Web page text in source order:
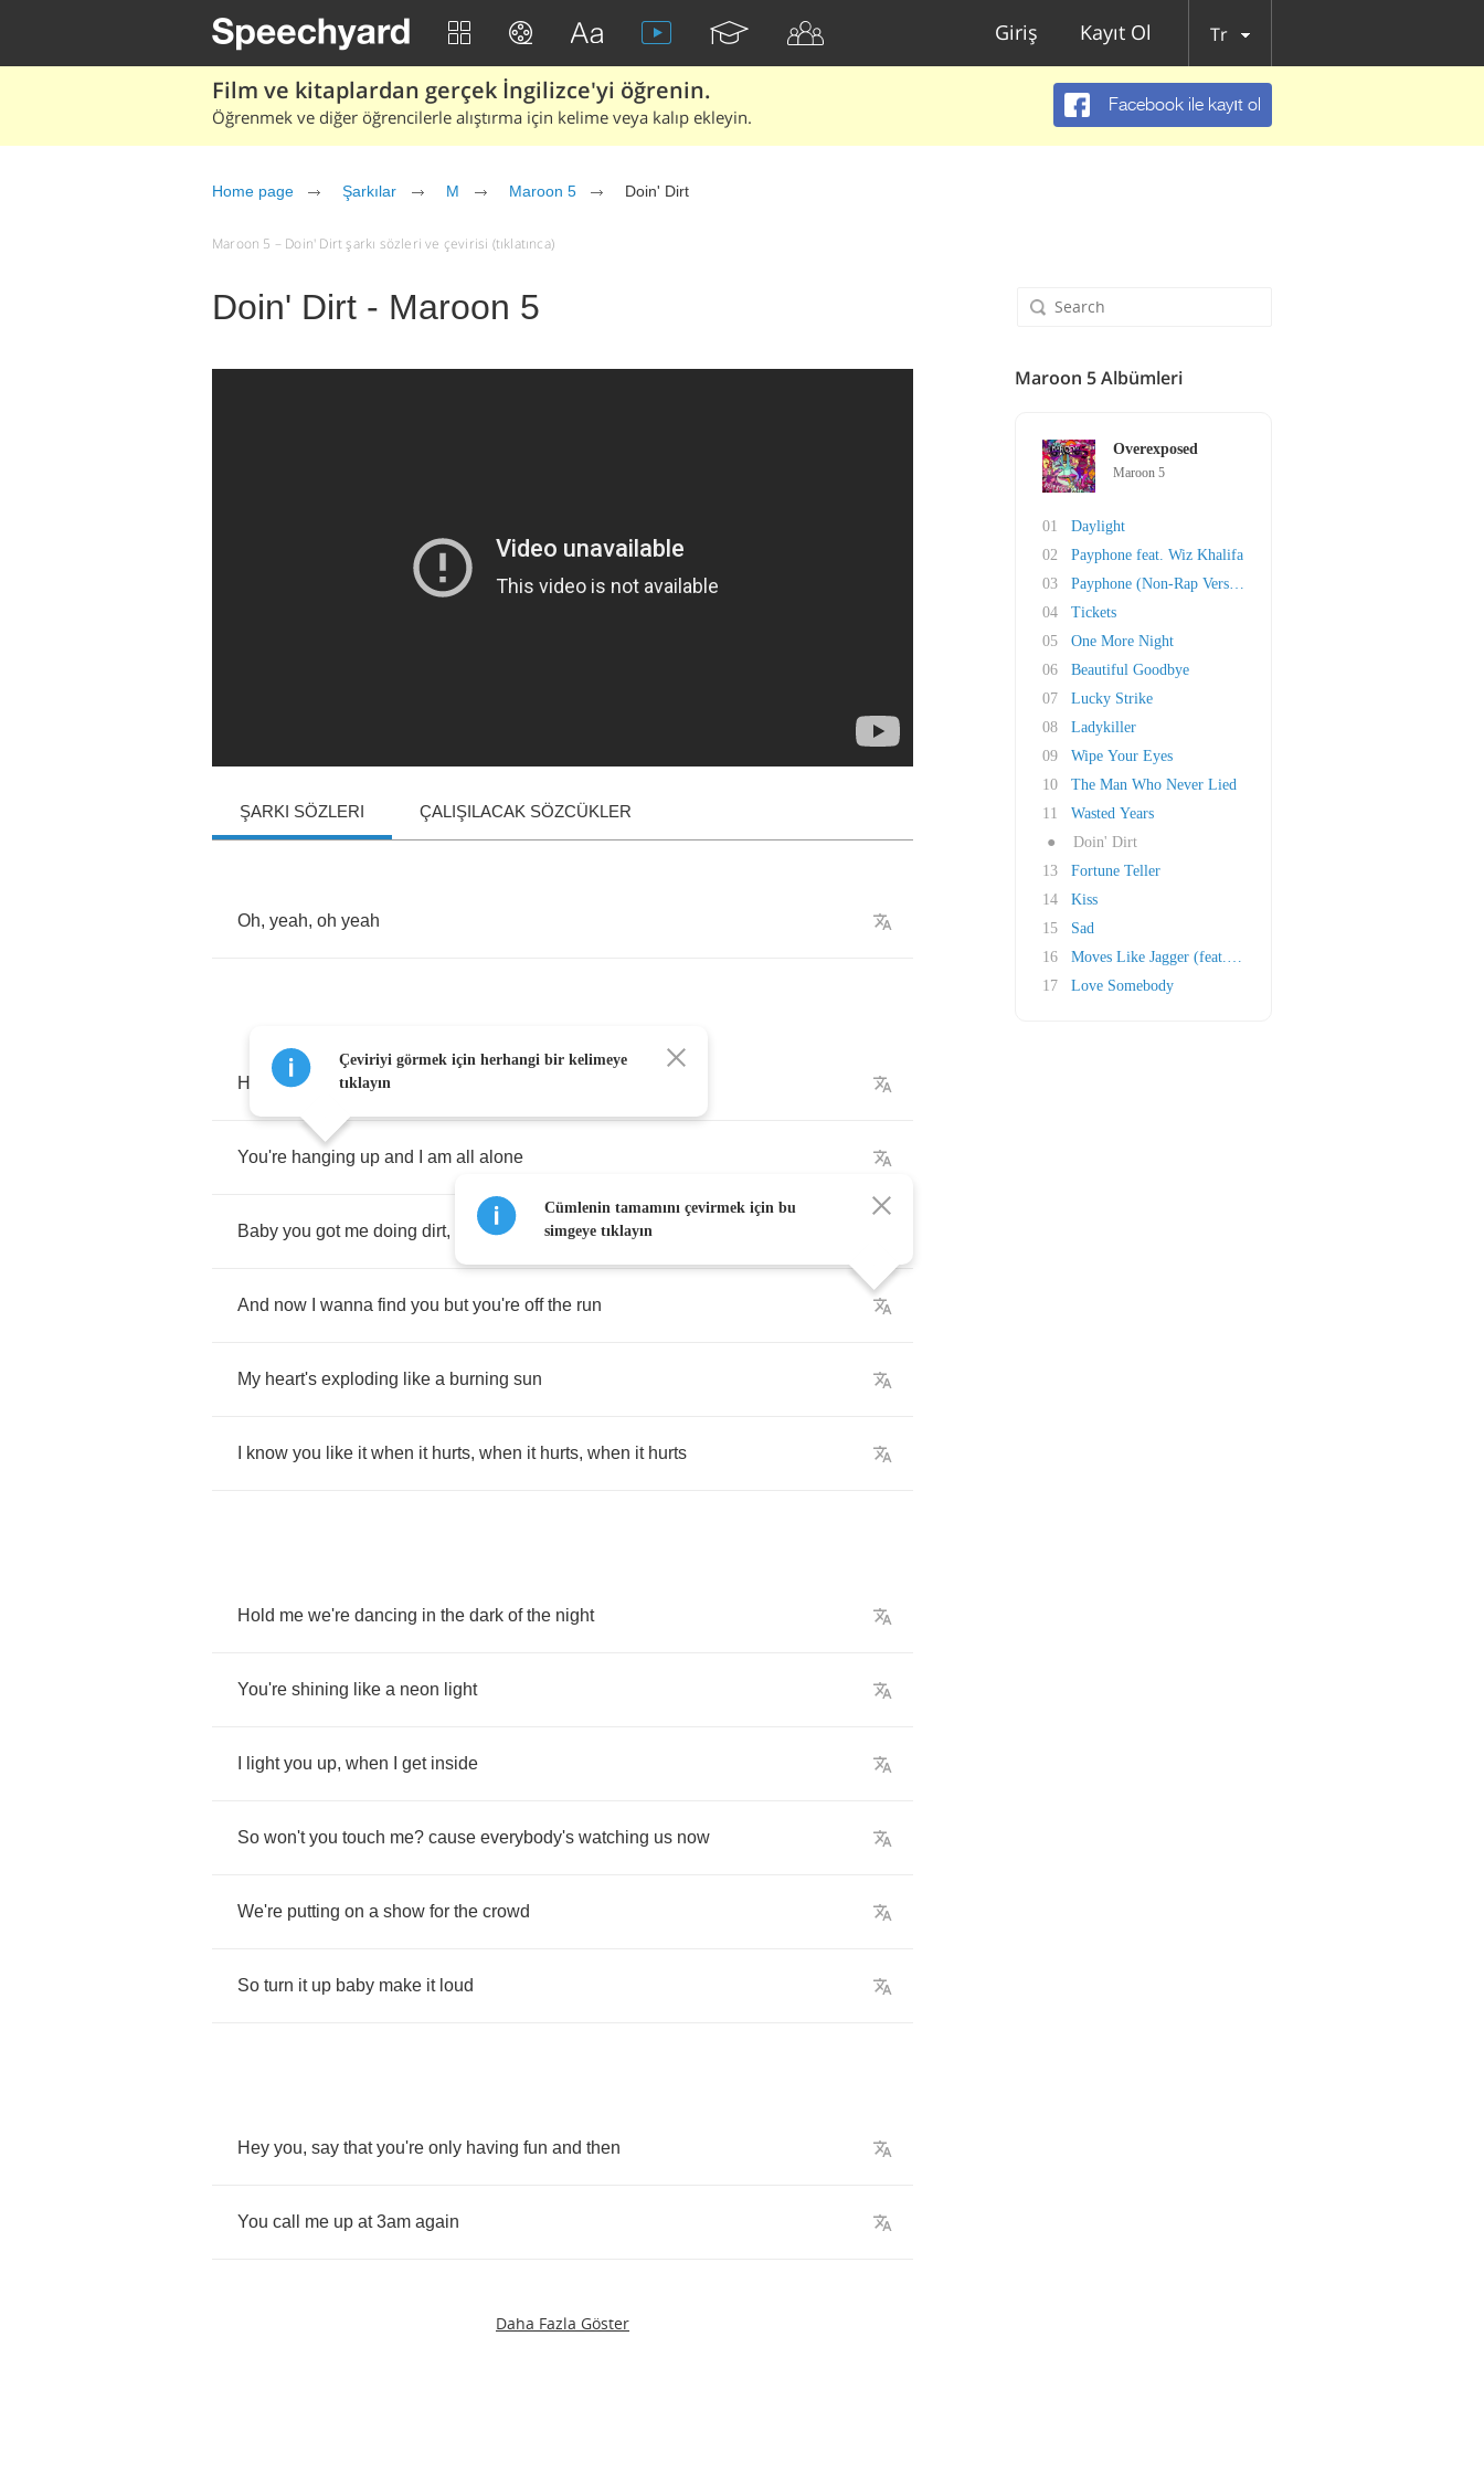
Giriş Kayıt Ol Tr
Film ve kitaplardan gerçek İngilizce'yi öğrenin.
Öğrenmek ve diğer öğrencilerle alıştırma için kelime veya kalıp ekleyin.
Facebook ile kayıt ol
Home page Şarkılar M Maroon 5 Doin' Dirt
Maroon 5 – Doin' Dirt şarkı sözleri ve çevirisi (tıklatınca)
Doin' Dirt - Maroon 5
ŞARKI SÖZLERI ÇALIŞILACAK SÖZCÜKLER
Oh, yeah, oh yeah
Hey you, don't wanna
You're hanging up and am all alone
Baby you got me doing dirt, doing dirt doing dirt
And now wanna find you but you're off the run
My heart's exploding like a burning sun
know you like it when it hurts, when it hurts, when it hurts
Hold me we're dancing in the dark of the night
You're shining like a neon light
light you up, when get inside
So won't you touch me? cause everybody's watching us now
We're putting on a show for the crowd
So turn it up baby make it loud
Hey you, say that you're only having fun and then
You call me up at3am again
Daha Fazla Göster
Çeviriyi görmek için herhangi bir kelimeye
tıklayın
Cümlenin tamamını çevirmek için bu
simgeye tıklayın
Maroon 5 Albümleri
Overexposed
Maroon 5
01
Daylight
02
Payphone feat. Wiz Khalifa
03
Payphone (Non-Rap Version Without Wiz Khalifa..
04
Tickets
05
One More Night
06
Beautiful Goodbye
07
Lucky Strike
08
Ladykiller
09
Wipe Your Eyes
10
The Man Who Never Lied
11
Wasted Years
●
Doin' Dirt
13
Fortune Teller
14
Kiss
15
Sad
16
Moves Like Jagger (feat. Christina Aguilera)
17
Love Somebody